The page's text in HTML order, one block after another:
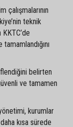
çalışmalarının
teknik
belirten
ve tamamen
kurumlar
kısa sürede